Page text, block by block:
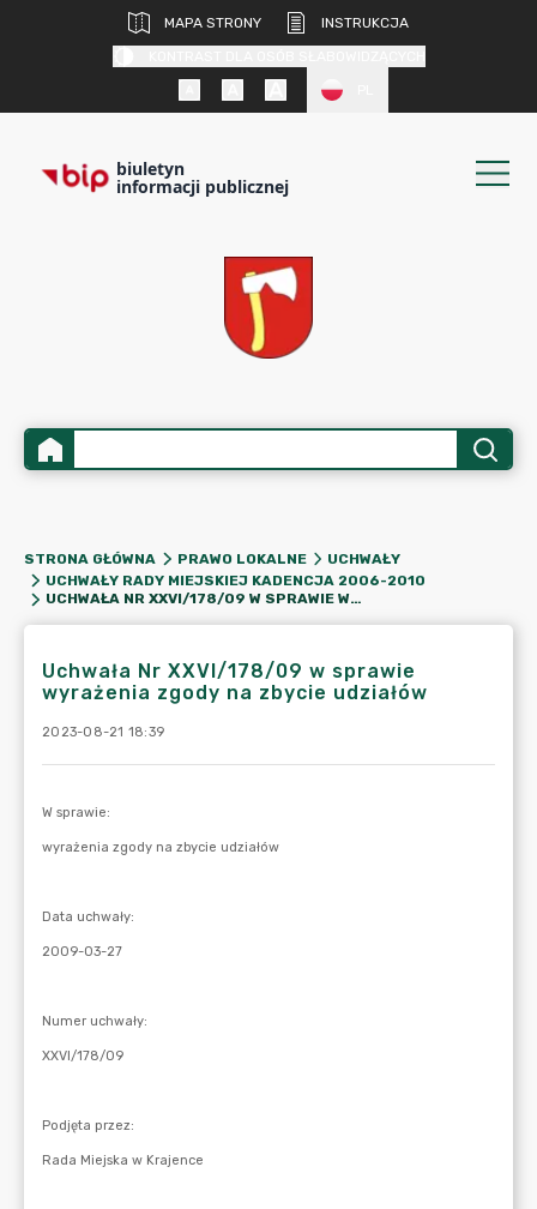
MAPA STRONY
INSTRUKCJA
biuletyn
informacji publicznej
STRONA GŁÓWNA PRAWO LOKALNE
UCHWAŁY
UCHWAŁY RADY MIEJSKIEJ KADENCJA 2006-2010
UCHWAŁA NR XXVI/178/09 W SPRAWIE WYRAŻENIA ZGODY NA ZBYCIE UDZIAŁÓW
Uchwała Nr XXVI/178/09 w sprawie
wyrażenia zgody na zbycie udziałów
2023-08-21 18:39